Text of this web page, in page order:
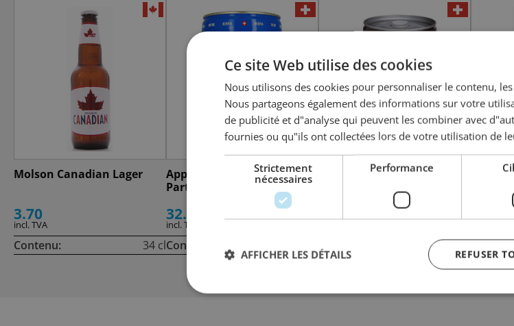
Molson Canadian Lager
3.70
incl. TVA
Contenu: 34 cl
Appenzeller Quöllfrisch
Partyfass
32.00
incl. TVA
Contenu:
35.00
Contenu: 500 cl
3.00
Ce site Web utilise des cookies
Nous utilisons des cookies pour personnaliser le contenu,
Nous partageons également des informations sur votre
de publicité et d"analyse qui peuvent les combiner avec
fournies ou qu"ils ont collectées lors de votre utilisation de
Strictement
nécessaires
Performance
REFUSER
AFFICHER LES DÉTAILS